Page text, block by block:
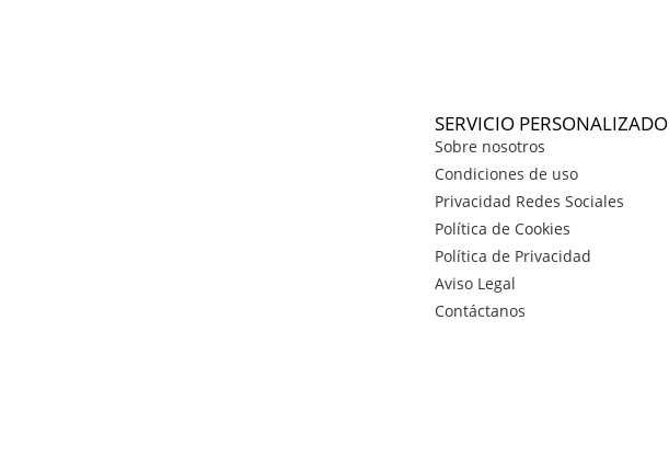
SERVICIO PERSONALIZADO
Sobre nosotros
Condiciones de uso
Privacidad Redes Sociales
Política de Cookies
Política de Privacidad
Aviso Legal
Contáctanos